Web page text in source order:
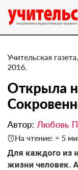
Учительская
2016.
Открыла
Автор: Любовь
На чтение: ≈ 5
Для каждого из
жизни человек.